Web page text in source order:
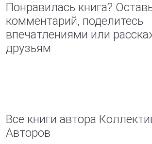
Понравилась книга?
комментарий, поделитесь
впечатлениями или
друзьям
Все книги автора
Авторов